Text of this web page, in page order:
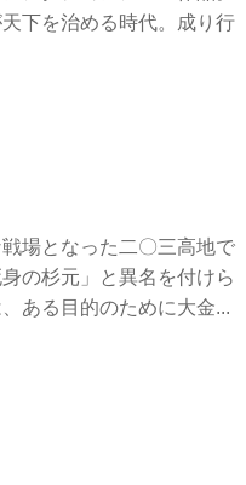
下を治める時代。成り行
場となった二〇三高地で
の杉元」と異名を付けら
ある目的のために大金...